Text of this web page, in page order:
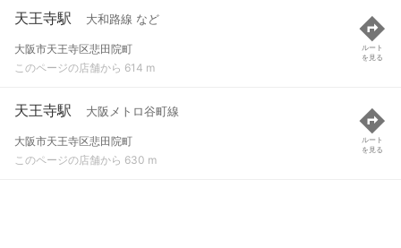
天王寺駅 大和路線 など
大阪市天王寺区悲田院町
このページの店舗から 614 m
ルート
を見る
天王寺駅 大阪メトロ谷町線
大阪市天王寺区悲田院町
このページの店舗から 630 m
ルート
を見る